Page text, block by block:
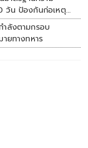
วัน ป้องกันก่อเหตุ
ำลังตามกรอบ
ายทางทหาร